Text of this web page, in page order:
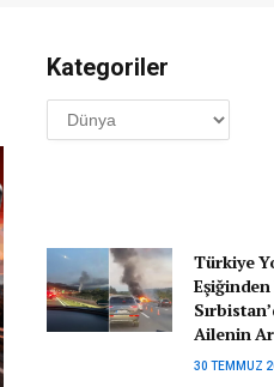
Kategoriler
Kategoriler
Türkiye
Ailenin
30 TEMMUZ